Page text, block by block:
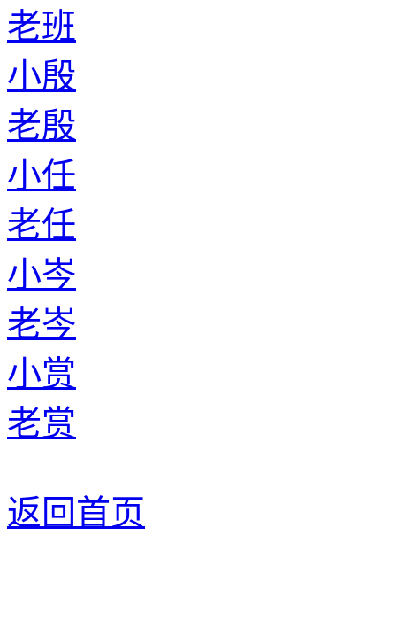
老班
小殷
老殷
小任
老任
小岑
老岑
小赏
老赏
返回首页